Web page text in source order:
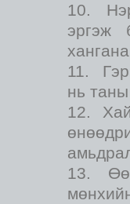
эргэж
нь